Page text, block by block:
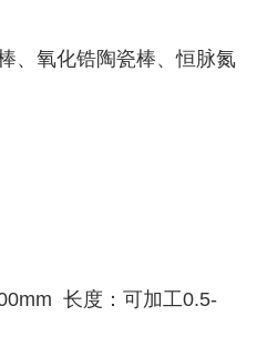
、氧化锆陶瓷棒、恒脉氮
长度：可加工0.5-